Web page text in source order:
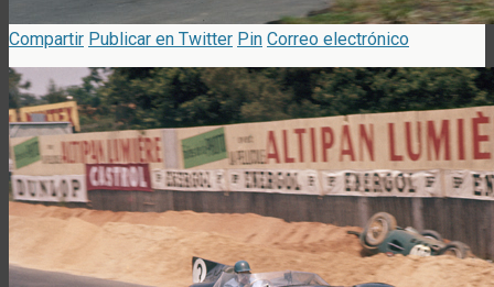
Compartir Publicar en Twitter Pin Correo electrónico